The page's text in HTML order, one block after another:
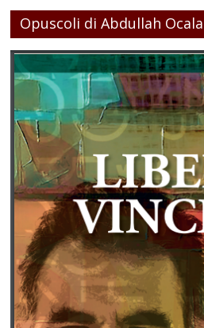
Opuscoli di Abdullah